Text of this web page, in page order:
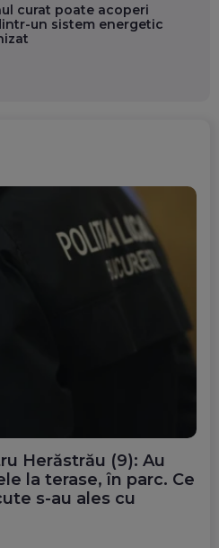
curat poate acoperi
un sistem energetic
Herăstrău (9): Au
la terase, în parc. Ce
s-au ales cu